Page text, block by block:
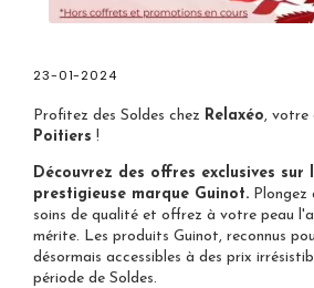
23-01-2024
Profitez des Soldes chez Relaxéo, votre
Poitiers !
Découvrez des offres exclusives
prestigieuse marque Guinot. Plongez
soins de qualité et offrez à votre peau
mérite. Les produits Guinot, reconnus
désormais accessibles à des prix
période de Soldes.